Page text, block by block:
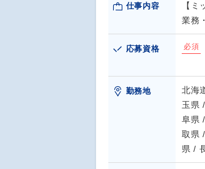
仕事内容
【
業務
応募資格 必須
勤務地
北海
玉県
阜県
取県
県 /